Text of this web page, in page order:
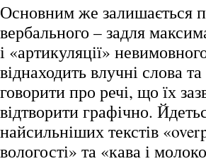
Основним же залишається
вербального – задля
і «артикуляції»
віднаходить влучні слова
говорити про речі, що їх
відтворити графічно.
найсильніших текстів
вологості» та «кава і